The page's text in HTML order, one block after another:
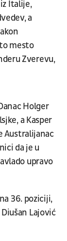
Italije,
a
mesto
Zverevu,
Holger
a Kasper
Australijanac
da je u
upravo
36. poziciji,
Lajović